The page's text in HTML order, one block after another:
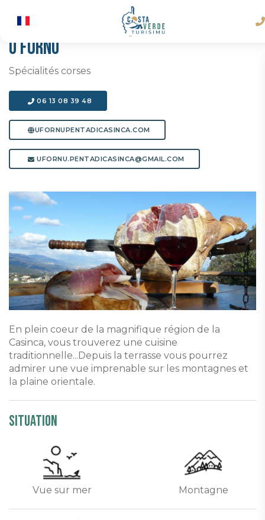
U FORNU
Spécialités corses
06 13 08 39 48
UFORNUPENTADICASINCA.COM
UFORNU.PENTADICASINCA@GMAIL.COM
En plein coeur de la magnifique région de la
Casinca, vous trouverez une cuisine
traditionnelle...Depuis la terrasse vous pourrez
admirer une vue imprenable sur les montagnes et
la plaine orientale.
Situation
Vue sur mer Montagne